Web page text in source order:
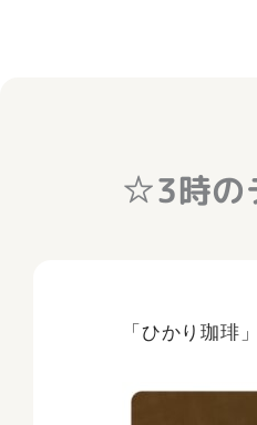
☆3時の
「ひかり珈琲